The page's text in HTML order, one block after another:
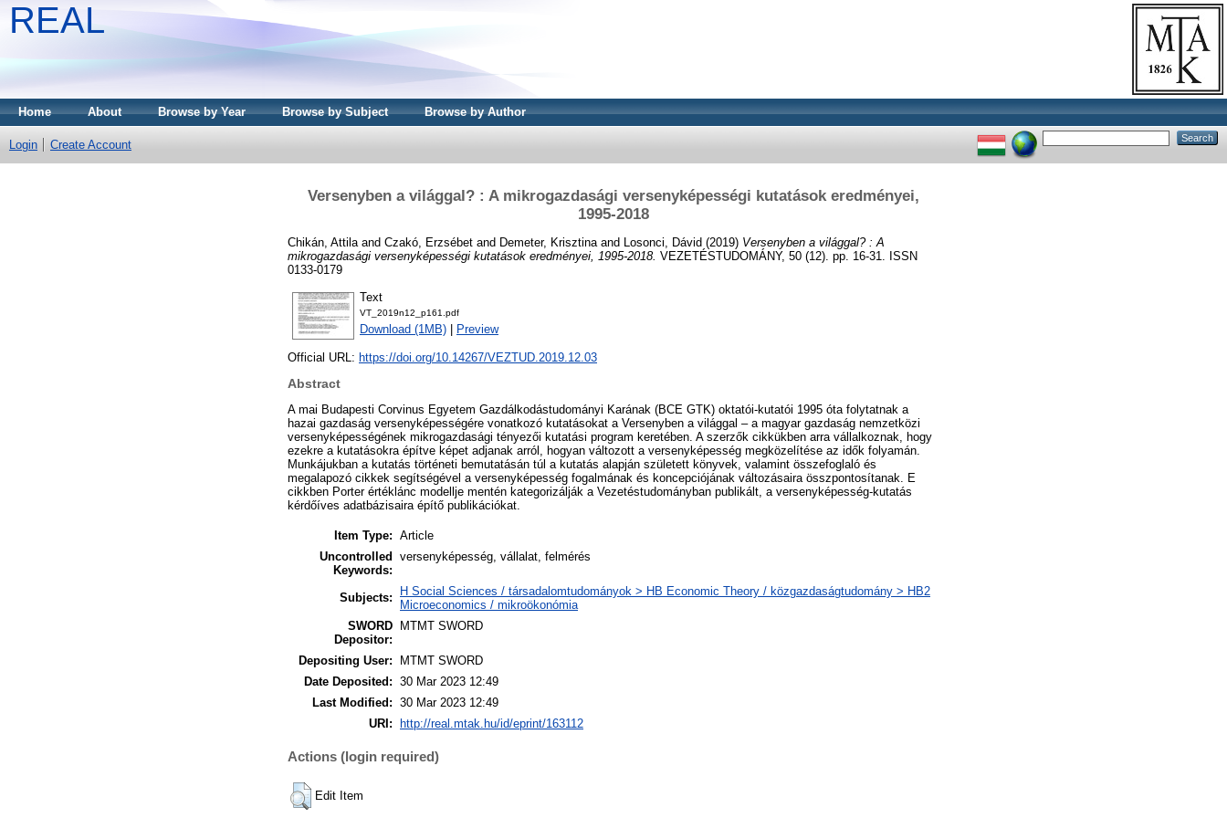
REAL
Home About Browse by Year Browse by Subject Browse by Author
Login Create Account
Versenyben a világgal? : A mikrogazdasági versenyképességi kutatások eredményei,
1995-2018
Chikán, Attila and Czakó, Erzsébet and Demeter, Krisztina and Losonci, Dávid (2019) Versenyben a világgal? : A
mikrogazdasági versenyképességi kutatások eredményei, 1995-2018. VEZETÉSTUDOMÁNY, 50 (12). pp. 16-31. ISSN
0133-0179
Text
VT_2019n12_p161.pdf
Download (1MB) Preview
Official URL: https://doi.org/10.14267/VEZTUD.2019.12.03
Abstract
A mai Budapesti Corvinus Egyetem Gazdálkodástudományi Karának (BCE GTK) oktatói-kutatói 1995 óta folytatnak a
hazai gazdaság versenyképességére vonatkozó kutatásokat a Versenyben a világgal – a magyar gazdaság nemzetközi
versenyképességének mikrogazdasági tényezői kutatási program keretében. A szerzők cikkükben arra vállalkoznak, hogy
ezekre a kutatásokra építve képet adjanak arról, hogyan változott a versenyképesség megközelítése az idők folyamán.
Munkájukban a kutatás történeti bemutatásán túl a kutatás alapján született könyvek, valamint összefoglaló és
megalapozó cikkek segítségével a versenyképesség fogalmának és koncepciójának változásaira összpontosítanak. E
cikkben Porter értéklánc modellje mentén kategorizálják a Vezetéstudományban publikált, a versenyképesség-kutatás
kérdőíves adatbázisaira építő publikációkat.
Item Type: Article
Uncontrolled
Keywords:
versenyképesség, vállalat, felmérés
Subjects:
H Social Sciences / társadalomtudományok > HB Economic Theory / közgazdaságtudomány > HB2
Microeconomics / mikroökonómia
SWORD
Depositor:
MTMT SWORD
Depositing User:
MTMT SWORD
Date Deposited: 30 Mar 2023 12:49
Last Modified: 30 Mar 2023 12:49
URI:
http://real.mtak.hu/id/eprint/163112
Actions (login required)
Edit Item